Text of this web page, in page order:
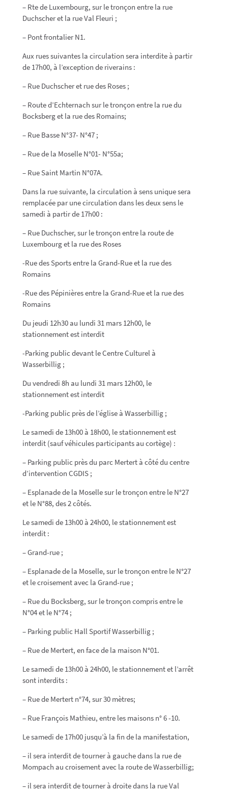
– Rte de Luxembourg, sur le tronçon entre la rue
Duchscher et la rue Val Fleuri ;
– Pont frontalier N1.
Aux rues suivantes la circulation sera interdite à partir
de 17h00, à l’exception de riverains :
– Rue Duchscher et rue des Roses ;
– Route d’Echternach sur le tronçon entre la rue du
Bocksberg et la rue des Romains;
– Rue Basse N°37- N°47 ;
– Rue de la Moselle N°01- N°55a;
– Rue Saint Martin N°07A.
Dans la rue suivante, la circulation à sens unique sera
remplacée par une circulation dans les deux sens le
samedi à partir de 17h00 :
– Rue Duchscher, sur le tronçon entre la route de
Luxembourg et la rue des Roses
-Rue des Sports entre la Grand-Rue et la rue des
Romains
-Rue des Pépinières entre la Grand-Rue et la rue des
Romains
Du jeudi 12h30 au lundi 31 mars 12h00, le
stationnement est interdit
-Parking public devant le Centre Culturel à
Wasserbillig ;
Du vendredi 8h au lundi 31 mars 12h00, le
stationnement est interdit
-Parking public près de l’église à Wasserbillig ;
Le samedi de 13h00 à 18h00, le stationnement est
interdit (sauf véhicules participants au cortège) :
– Parking public près du parc Mertert à côté du centre
d’intervention CGDIS ;
– Esplanade de la Moselle sur le tronçon entre le N°27
et le N°88, des 2 côtés.
Le samedi de 13h00 à 24h00, le stationnement est
interdit :
– Grand-rue ;
– Esplanade de la Moselle, sur le tronçon entre le N°27
et le croisement avec la Grand-rue ;
– Rue du Bocksberg, sur le tronçon compris entre le
N°04 et le N°74 ;
– Parking public Hall Sportif Wasserbillig ;
– Rue de Mertert, en face de la maison N°01.
Le samedi de 13h00 à 24h00, le stationnement et l’arrêt
sont interdits :
– Rue de Mertert n°74, sur 30 mètres;
– Rue François Mathieu, entre les maisons n° 6 -10.
Le samedi de 17h00 jusqu’à la fin de la manifestation,
– il sera interdit de tourner à gauche dans la rue de
Mompach au croisement avec la route de Wasserbillig;
– il sera interdit de tourner à droite dans la rue Val